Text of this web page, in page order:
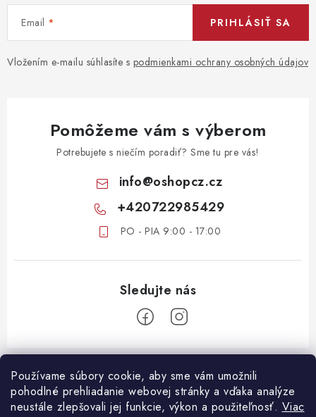
Používame súbory cookie, aby sme vám umožnili
pohodlné prehliadanie webovej stránky a vďaka analýze
neustále zlepšovali jej funkcie, výkon a použiteľnosť. Viac
Email
Vložením e-mailu súhlasíte s podmienkami ochrany osobných údajov
PRIHLÁSIŤ SA
Pomôžeme vám s výberom
Potrebujete s niečím poradiť? Sme tu pre vás!
info@oshopcz.cz
+420722985429
PO - PIA 9:00 - 17:00
Z
ZÁKAZNICKÝ SERVIS